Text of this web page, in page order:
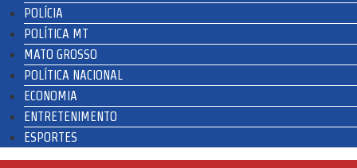
POLÍCIA
POLÍTICA MT
MATO GROSSO
POLÍTICA NACIONAL
ECONOMIA
ENTRETENIMENTO
ESPORTES